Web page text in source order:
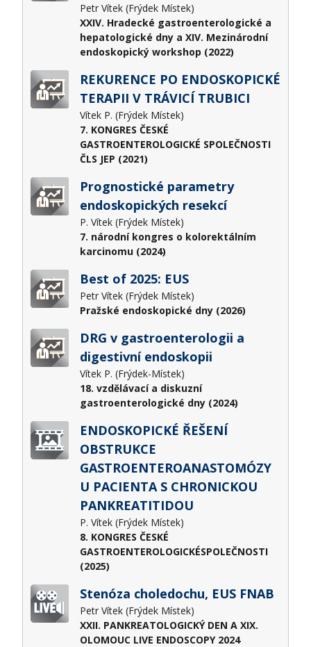
Petr Vítek (Frýdek Místek)
XXIV. Hradecké gastroenterologické a
hepatologické dny a XIV. Mezinárodní
endoskopický workshop (2022)
REKURENCE PO ENDOSKOPICKÉ
TERAPII V TRÁVICÍ TRUBICI
Vítek P. (Frýdek Místek)
7. KONGRES ČESKÉ
GASTROENTEROLOGICKÉ SPOLEČNOSTI
ČLS JEP (2021)
Prognostické parametry
endoskopických resekcí
P. Vítek (Frýdek Místek)
7. národní kongres o kolorektálním
karcinomu (2024)
Best of 2025: EUS
Petr Vítek (Frýdek Místek)
Pražské endoskopické dny (2026)
DRG v gastroenterologii a
digestivní endoskopii
Vítek P. (Frýdek-Místek)
18. vzdělávací a diskuzní
gastroenterologické dny (2024)
ENDOSKOPICKÉ ŘEŠENÍ
OBSTRUKCE
GASTROENTEROANASTOMÓZY
U PACIENTA S CHRONICKOU
PANKREATITIDOU
P. Vítek (Frýdek Místek)
8. KONGRES ČESKÉ
GASTROENTEROLOGICKÉSPOLEČNOSTI
(2025)
Stenóza choledochu, EUS FNAB
Petr Vítek (Frýdek Místek)
XXII. PANKREATOLOGICKÝ DEN A XIX.
OLOMOUC LIVE ENDOSCOPY 2024